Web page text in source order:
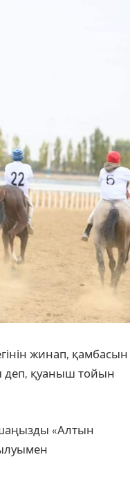
жинап, қамбасын
деп, қуаныш тойын
«Алтын